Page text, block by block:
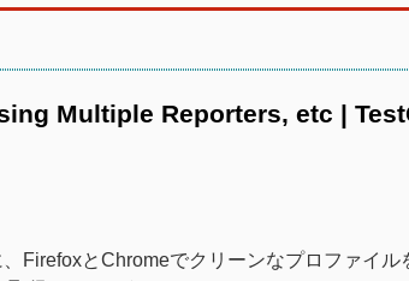
Multiple Reporters, etc |
FirefoxとChromeでクリーンなプロファイル